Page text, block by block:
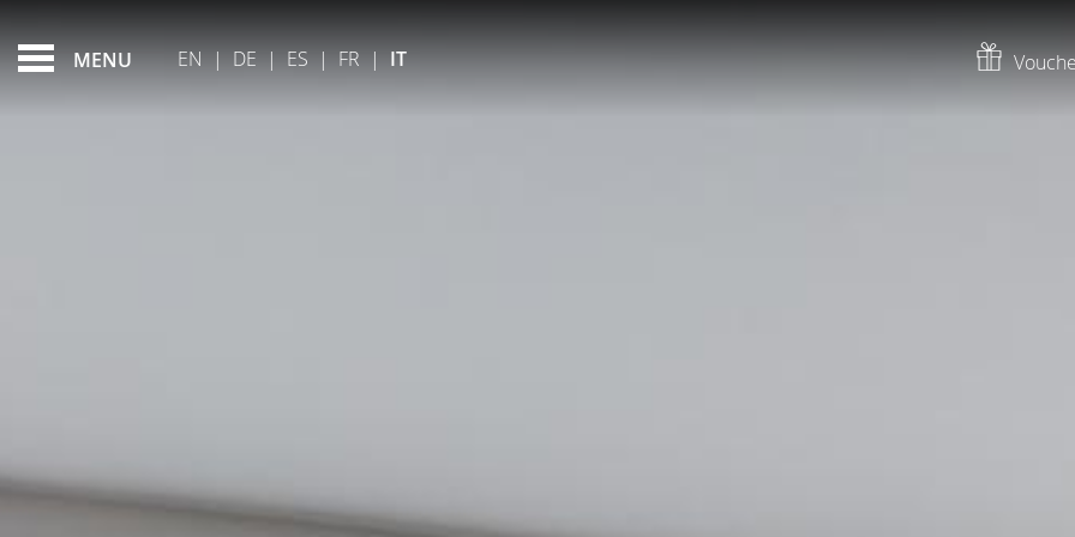
CAMERA SINGOLA
MENU EN | DE | ES | FR | IT
FEATURED - SLIDES